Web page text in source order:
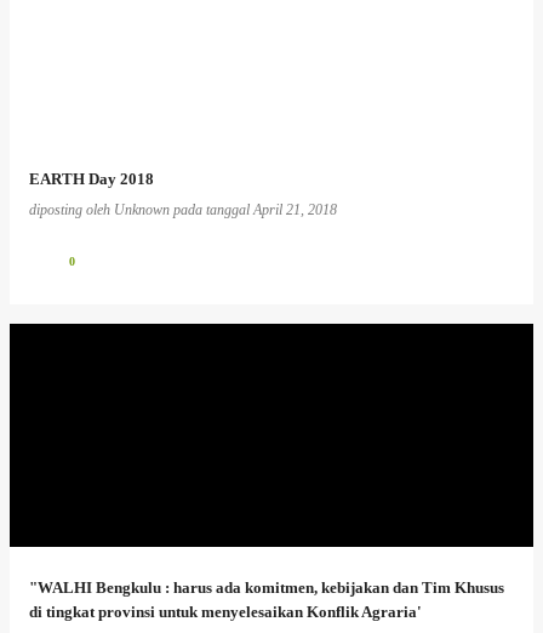
EARTH Day 2018
diposting oleh Unknown pada tanggalApril 21, 2018
0
"WALHI Bengkulu : harus ada komitmen, kebijakan dan Tim Khusus
di tingkat provinsi untuk menyelesaikan Konflik Agraria'